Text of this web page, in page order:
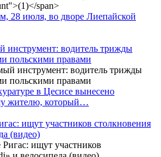
28 июля, во дворе Лиепайской
водитель трижды
польскими правами
в Цесисе вынесено
жителю, который…
ищут участников столкновения
(видео)